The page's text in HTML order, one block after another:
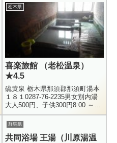
栃木県
喜楽旅館 （老松温泉）
★4.5
硫黄泉 栃木県那須郡那須町湯本
１８１0287-76-2235男女別内湯
大人500円、子供300円8:00 ～
20:00那須湯本にある珍湯、老松
温泉です。.ここ老松温泉に初め
て入っ...
群馬県
共同浴場 王湯（川原湯温